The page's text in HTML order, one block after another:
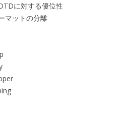
対する優位性
ットの分離